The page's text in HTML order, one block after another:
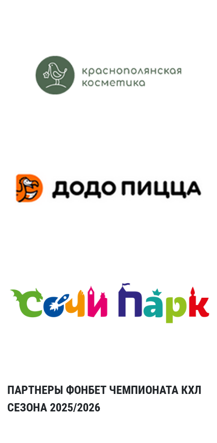
ПАРТНЕРЫ ФОНБЕТ ЧЕМПИОНАТА КХЛ
СЕЗОНА 2025/2026